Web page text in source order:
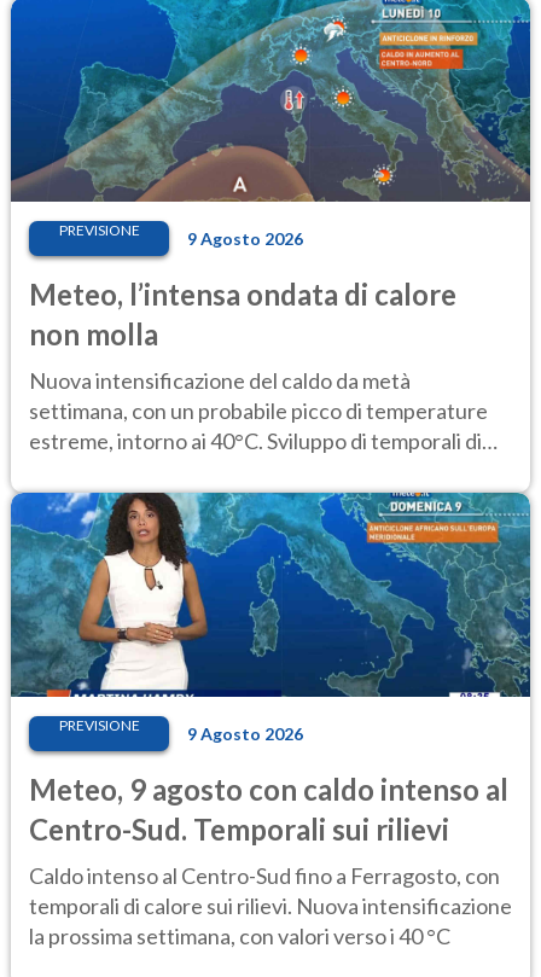
PREVISIONE 9 Agosto 2026
Meteo, l’intensa ondata di calore
non molla
Nuova intensificazione del caldo da metà
settimana, con un probabile picco di temperature
estreme, intorno ai 40°C. Sviluppo di temporali di
PREVISIONE 9 Agosto 2026
Meteo, 9 agosto con caldo intenso al
Centro-Sud. Temporali sui rilievi
Caldo intenso al Centro-Sud fino a Ferragosto, con
temporali di calore sui rilievi. Nuova intensificazione
la prossima settimana, con valori verso i 40 °C